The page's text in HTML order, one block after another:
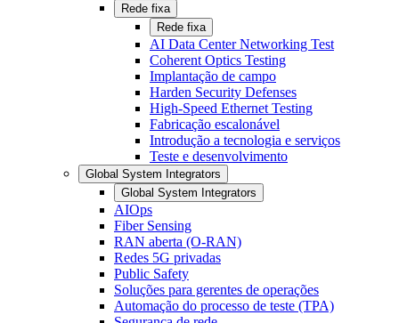
Rede fixa
Rede fixa
AI Data Center Networking Test
Coherent Optics Testing
Implantação de campo
Harden Security Defenses
High-Speed Ethernet Testing
Fabricação escalonável
Introdução a tecnologia e serviços
Teste e desenvolvimento
Global System Integrators
Global System Integrators
AIOps
Fiber Sensing
RAN aberta (O-RAN)
Redes 5G privadas
Public Safety
Soluções para gerentes de operações
Automação do processo de teste (TPA)